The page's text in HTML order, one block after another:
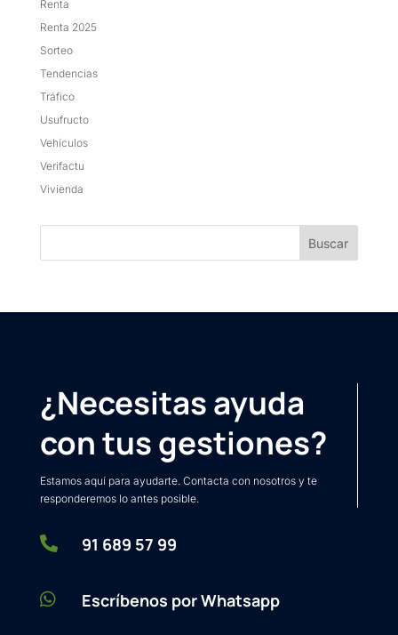
Renta
Renta 2025
Sorteo
Tendencias
Tráfico
Usufructo
Vehículos
Verifactu
Vivienda
¿Necesitas ayuda
con tus gestiones?
Estamos aquí para ayudarte. Contacta con nosotros y te
responderemos lo antes posible.
 91 689 57 99
 Escríbenos por Whatsapp